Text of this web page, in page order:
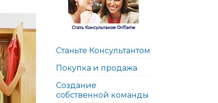
Станьте Консультантом
Покупка и продажа
Создание
собственной команды